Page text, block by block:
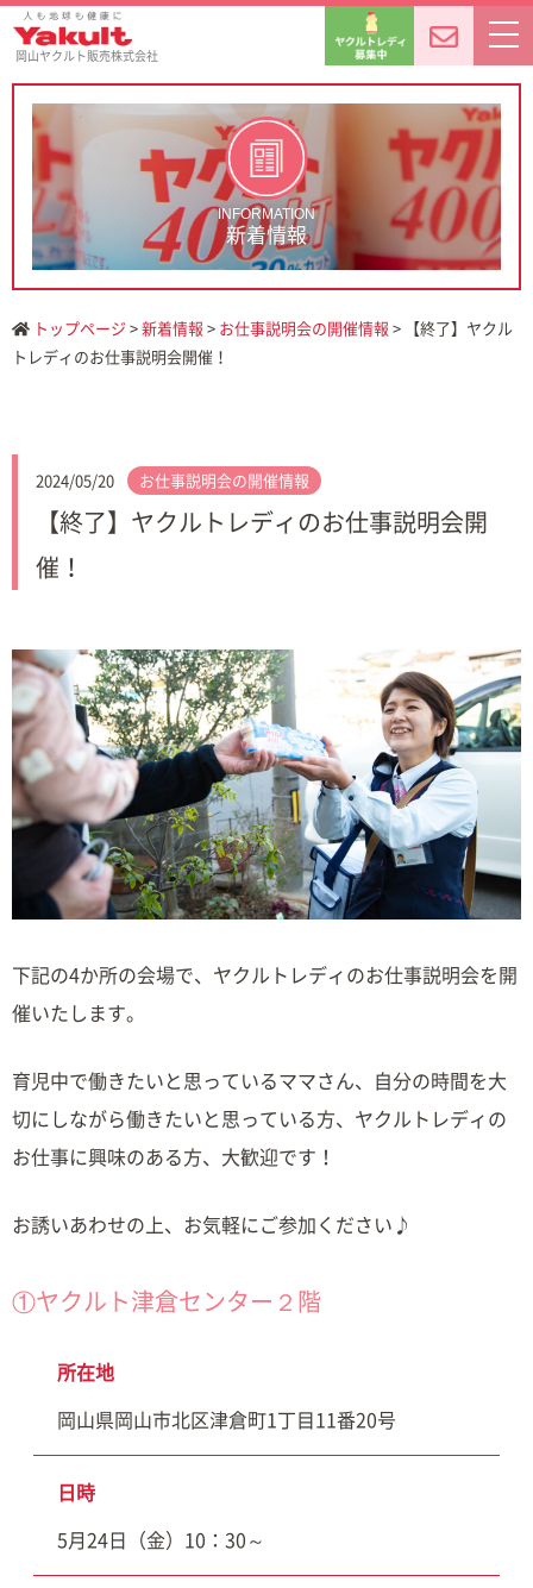
岡山ヤクルト販売株式会社
INFORMATION
新着情報
トップページ >新着情報 > お仕事説明会の開催情報 > 【終了】ヤクル
トレディのお仕事説明会開催！
2024/05/20 お仕事説明会の開催情報
【終了】ヤクルトレディのお仕事説明会開
催！
下記の4か所の会場で、ヤクルトレディのお仕事説明会を開
催いたします。
育児中で働きたいと思っているママさん、自分の時間を大
切にしながら働きたいと思っている方、ヤクルトレディの
お仕事に興味のある方、大歓迎です！
お誘いあわせの上、お気軽にご参加ください♪
①ヤクルト津倉センター２階
所在地
岡山県岡山市北区津倉町1丁目11番20号
日時
5月24日（金）10：30～